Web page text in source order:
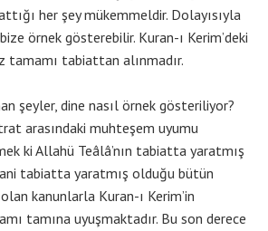
her şey mükemmeldir. Dolayısıyla
örnek gösterebilir. Kuran-ı Kerim’deki
tamamı tabiattan alınmadır.
şeyler, dine nasıl örnek gösteriliyor?
arasındaki muhteşem uyumu
ki Allahü Teâlâ’nın tabiatta yaratmış
tabiatta yaratmış olduğu bütün
kanunlarla Kuran-ı Kerim’in
tamına uyuşmaktadır. Bu son derece